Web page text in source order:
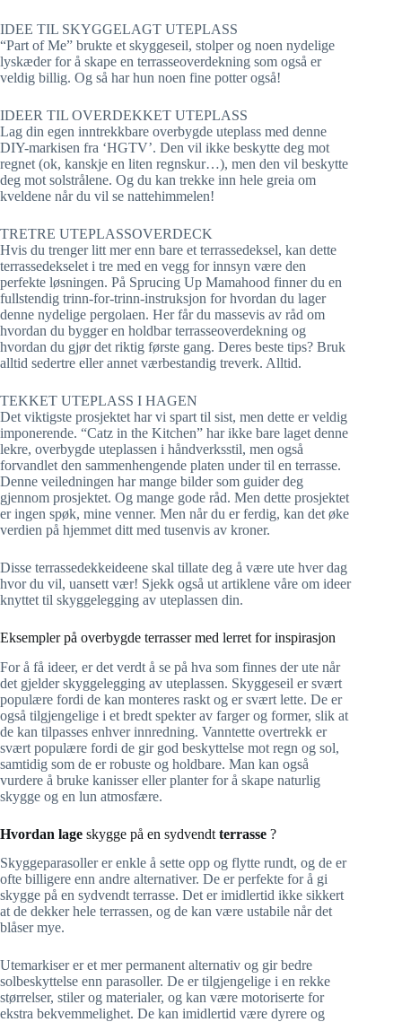
IDEE TIL SKYGGELAGT UTEPLASS
“Part of Me” brukte et skyggeseil, stolper og noen nydelige
lyskæder for å skape en terrasseoverdekning som også er
veldig billig. Og så har hun noen fine potter også!
IDEER TIL OVERDEKKET UTEPLASS
Lag din egen inntrekkbare overbygde uteplass med denne
DIY-markisen fra ‘HGTV’. Den vil ikke beskytte deg mot
regnet (ok, kanskje en liten regnskur…), men den vil beskytte
deg mot solstrålene. Og du kan trekke inn hele greia om
kveldene når du vil se nattehimmelen!
TRETRE UTEPLASSOVERDECK
Hvis du trenger litt mer enn bare et terrassedeksel, kan dette
terrassedekselet i tre med en vegg for innsyn være den
perfekte løsningen. På Sprucing Up Mamahood finner du en
fullstendig trinn-for-trinn-instruksjon for hvordan du lager
denne nydelige pergolaen. Her får du massevis av råd om
hvordan du bygger en holdbar terrasseoverdekning og
hvordan du gjør det riktig første gang. Deres beste tips? Bruk
alltid sedertre eller annet værbestandig treverk. Alltid.
TEKKET UTEPLASS I HAGEN
Det viktigste prosjektet har vi spart til sist, men dette er veldig
imponerende. “Catz in the Kitchen” har ikke bare laget denne
lekre, overbygde uteplassen i håndverksstil, men også
forvandlet den sammenhengende platen under til en terrasse.
Denne veiledningen har mange bilder som guider deg
gjennom prosjektet. Og mange gode råd. Men dette prosjektet
er ingen spøk, mine venner. Men når du er ferdig, kan det øke
verdien på hjemmet ditt med tusenvis av kroner.
Disse terrassedekkeideene skal tillate deg å være ute hver dag
hvor du vil, uansett vær! Sjekk også ut artiklene våre om ideer
knyttet til skyggelegging av uteplassen din.
Eksempler på overbygde terrasser med lerret for inspirasjon
For å få ideer, er det verdt å se på hva som finnes der ute når
det gjelder skyggelegging av uteplassen. Skyggeseil er svært
populære fordi de kan monteres raskt og er svært lette. De er
også tilgjengelige i et bredt spekter av farger og former, slik at
de kan tilpasses enhver innredning. Vanntette overtrekk er
svært populære fordi de gir god beskyttelse mot regn og sol,
samtidig som de er robuste og holdbare. Man kan også
vurdere å bruke kanisser eller planter for å skape naturlig
skygge og en lun atmosfære.
Hvordan lage skygge på en sydvendt terrasse ?
Skyggeparasoller er enkle å sette opp og flytte rundt, og de er
ofte billigere enn andre alternativer. De er perfekte for å gi
skygge på en sydvendt terrasse. Det er imidlertid ikke sikkert
at de dekker hele terrassen, og de kan være ustabile når det
blåser mye.
Utemarkiser er et mer permanent alternativ og gir bedre
solbeskyttelse enn parasoller. De er tilgjengelige i en rekke
størrelser, stiler og materialer, og kan være motoriserte for
ekstra bekvemmelighet. De kan imidlertid være dyrere og